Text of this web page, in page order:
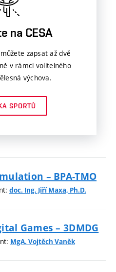
na CESA
zapsat až dvě
v rámci volitelného
výchova.
SPORTŮ
– BPA-TMO
doc. Ing. Jiří Maxa, Ph.D.
Games – 3DMDG
MgA. Vojtěch Vaněk